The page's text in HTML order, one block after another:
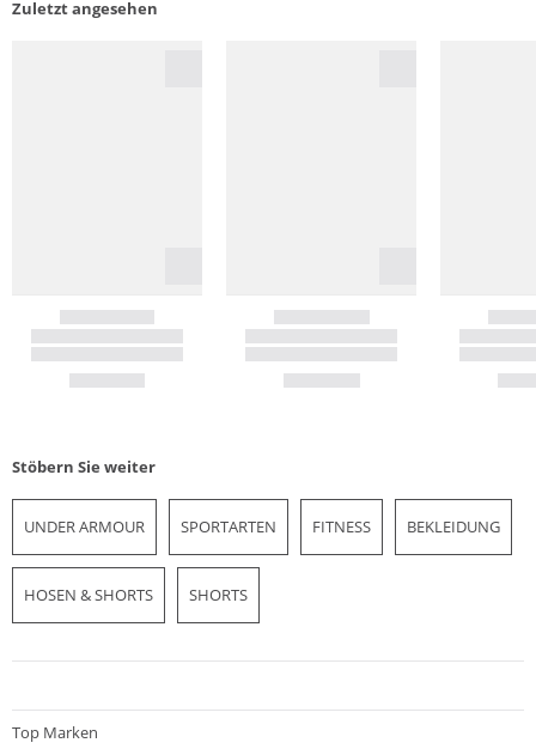
Zuletzt angesehen
Stöbern Sie weiter
UNDER ARMOUR SPORTARTEN FITNESS BEKLEIDUNG
HOSEN & SHORTS SHORTS
Top Marken